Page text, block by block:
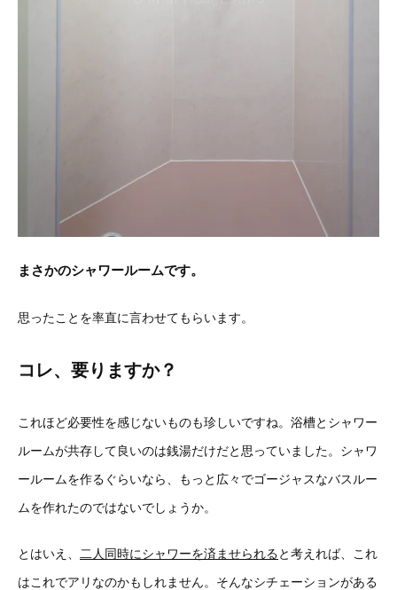
まさかのシャワールームです。
思ったことを率直に言わせてもらいます。
コレ、要りますか？
これほど必要性を感じないものも珍しいですね。浴槽とシャワー
ルームが共存して良いのは銭湯だけだと思っていました。シャワ
ールームを作るぐらいなら、もっと広々でゴージャスなバスルー
ムを作れたのではないでしょうか。
とはいえ、 二人同時にシャワーを済ませられると考えれば、これ
はこれでアリなのかもしれません。そんなシチェーションがある